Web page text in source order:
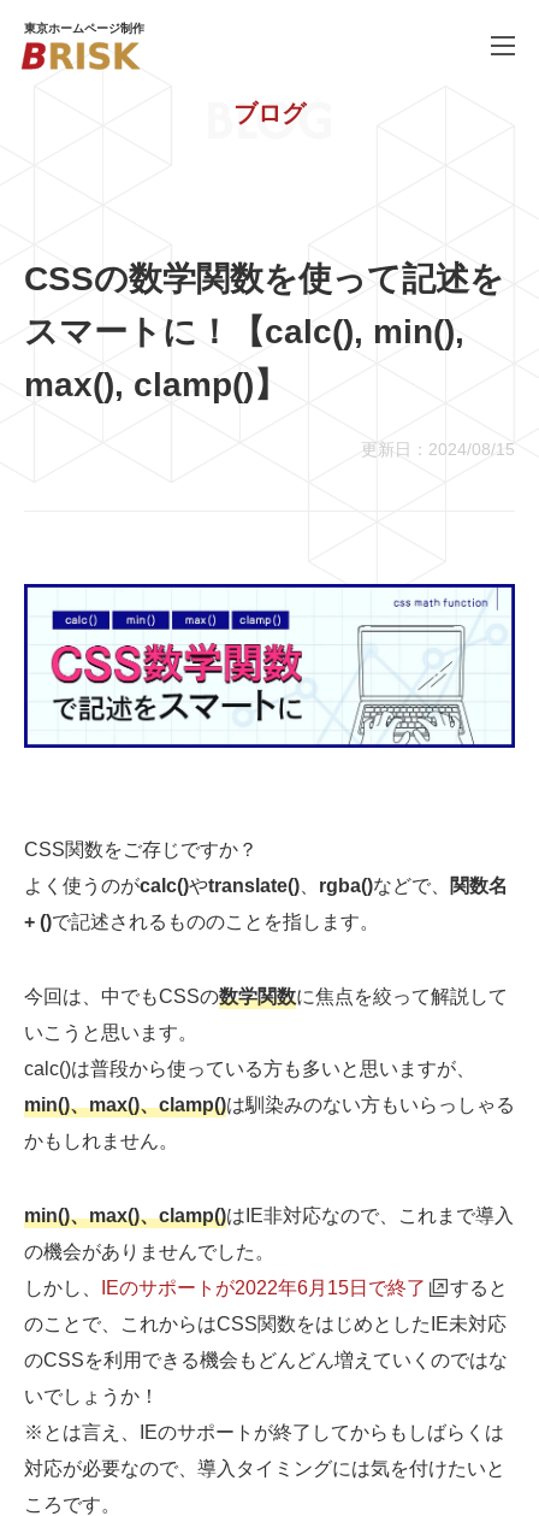
東京ホームページ制作
03-6659-5220
Web制作無料提案 ECサイト制作
ブログ
BLOG
CSSの数学関数を使って記述を
スマートに！【calc(), min(),
max(), clamp()】
更新日：2024/08/15
CSS関数をご存じですか？
よく使うのがcalc()やtranslate() rgba()などで、
関数名
+ ()で記述されるもののことを指します。
今回は、中でもCSSの数学関数に焦点を絞って解説して
いこうと思います。
calc()は普段から使っている方も多いと思いますが、
min()、max()、clamp()は馴染みのない方もいらっしゃる
かもしれません。
min()、max()、clamp()はIE非対応なので、これまで導入
の機会がありませんでした。
しかし、
IEのサポートが2022年6月15日で終了
すると
のことで、これからはCSS関数をはじめとしたIE未対応
のCSSを利用できる機会もどんどん増えていくのではな
いでしょうか！
※とは言え、IEのサポートが終了してからもしばらくは
対応が必要なので、導入タイミングには気を付けたいと
ころです。